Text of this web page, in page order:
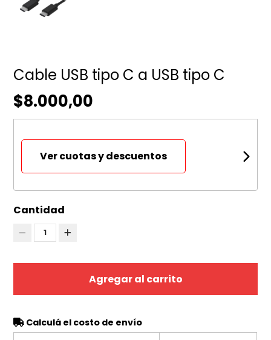
Cable USB tipo C a USB tipo C
$8.000,00
Ver cuotas y descuentos
Cantidad
1
Agregar al carrito
Calculá el costo de envío